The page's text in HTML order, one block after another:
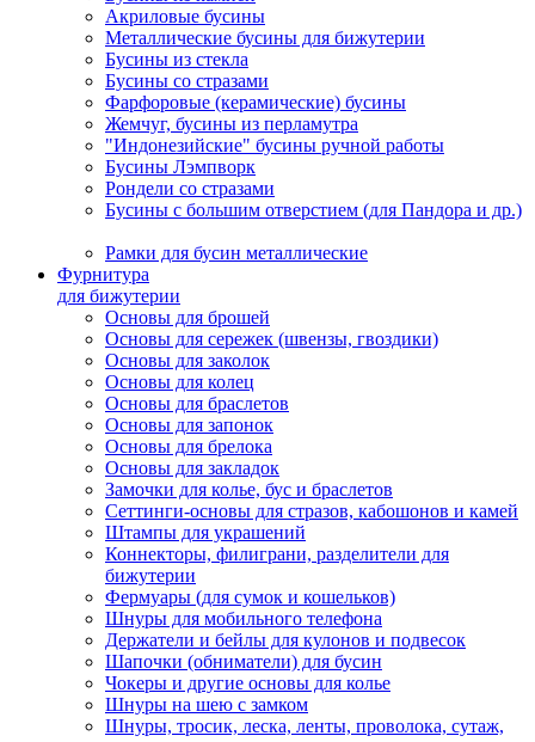
Акриловые бусины
Металлические бусины для бижутерии
Бусины из стекла
Бусины со стразами
Фарфоровые (керамические) бусины
Жемчуг, бусины из перламутра
"Индонезийские" бусины ручной работы
Бусины Лэмпворк
Рондели со стразами
Бусины с большим отверстием (для Пандора и др.)
Рамки для бусин металлические
Фурнитура
для бижутерии
Основы для брошей
Основы для сережек (швензы, гвоздики)
Основы для заколок
Основы для колец
Основы для браслетов
Основы для запонок
Основы для брелока
Основы для закладок
Замочки для колье, бус и браслетов
Сеттинги-основы для стразов, кабошонов и камей
Штампы для украшений
Коннекторы, филиграни, разделители для
бижутерии
Фермуары (для сумок и кошельков)
Шнуры для мобильного телефона
Держатели и бейлы для кулонов и подвесок
Шапочки (обниматели) для бусин
Чокеры и другие основы для колье
Шнуры на шею с замком
Шнуры, тросик, леска, ленты, проволока, сутаж,